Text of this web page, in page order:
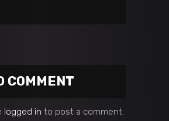
COMMENT
logged in to post a comment.